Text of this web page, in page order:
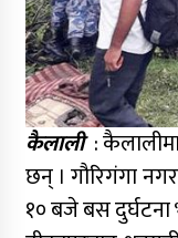
कैलाली:
छन् । गौरिगंगा
१० बजे बस दुर्घटना